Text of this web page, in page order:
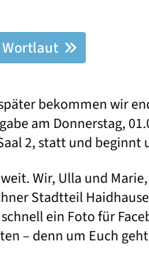
bekommen wir
am Donnerstag,
2, statt und beginnt
Wir, Ulla und
Stadtteil
ein Foto für
– denn um Euch